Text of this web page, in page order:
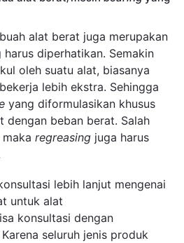
alat berat juga merupakan
diperhatikan. Semakin
oleh suatu alat, biasanya
lebih ekstra. Sehingga
yang diformulasikan khusus
dengan beban berat. Salah
regreasing juga harus
lebih lanjut mengenai
untuk alat
konsultasi dengan
seluruh jenis produk